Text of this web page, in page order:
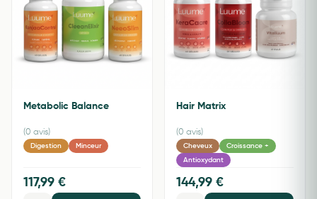
Metabolic Balance
(0 avis)
Digestion Minceur
117,99 €
Hair Matrix
(0 avis)
Cheveux
Croissance +
Antioxydant
144,99 €